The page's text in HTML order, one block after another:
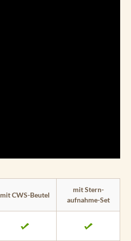
mit CWS-Beutel
mit Stern­
aufnahme-Set